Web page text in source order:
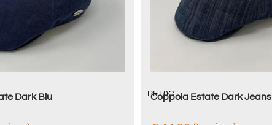
Dark Blu PE10C
Coppola Estate Dark Jeans